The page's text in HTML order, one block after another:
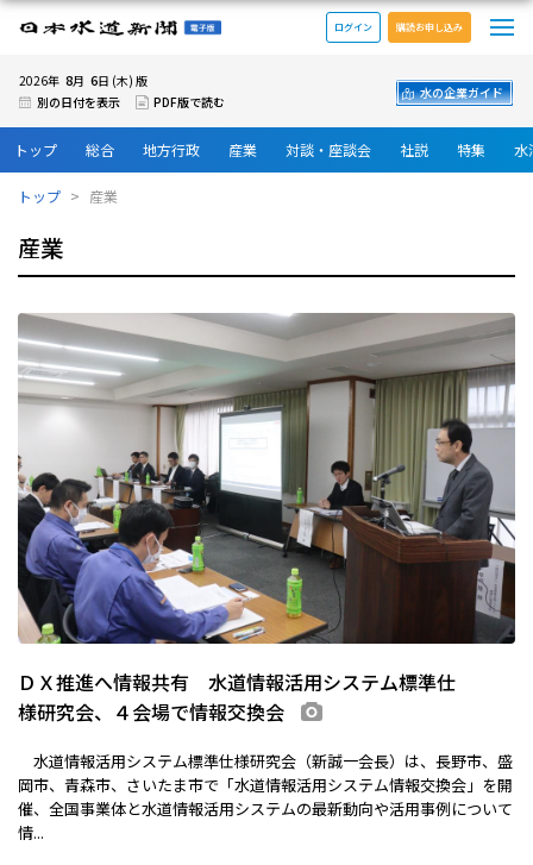
日本水道新聞 電子版
ログイン 購読お申し込み
2026年 8月 6日 (木) 版
別の日付を表示
PDF版で読む
水の企業ガイド
トップ 総合 地方行政 産業 対談・座談会 社説 特集 水
トップ 産業
産業
ＤＸ推進へ情報共有 水道情報活用システム標準仕
様研究会、４会場で情報交換会
水道情報活用システム標準仕様研究会（新誠一会長）は、長野市、盛
岡市、青森市、さいたま市で「水道情報活用システム情報交換会」を開
催、全国事業体と水道情報活用システムの最新動向や活用事例について
情...